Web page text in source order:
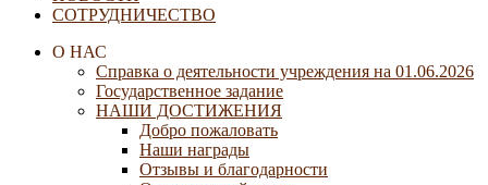
СОТРУДНИЧЕСТВО
О НАС
Справка о деятельности учреждения на 01.06.2026
Государственное задание
НАШИ ДОСТИЖЕНИЯ
Добро пожаловать
Наши награды
Отзывы и благодарности